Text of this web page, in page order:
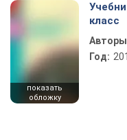
показать
обложку
класс
Год: